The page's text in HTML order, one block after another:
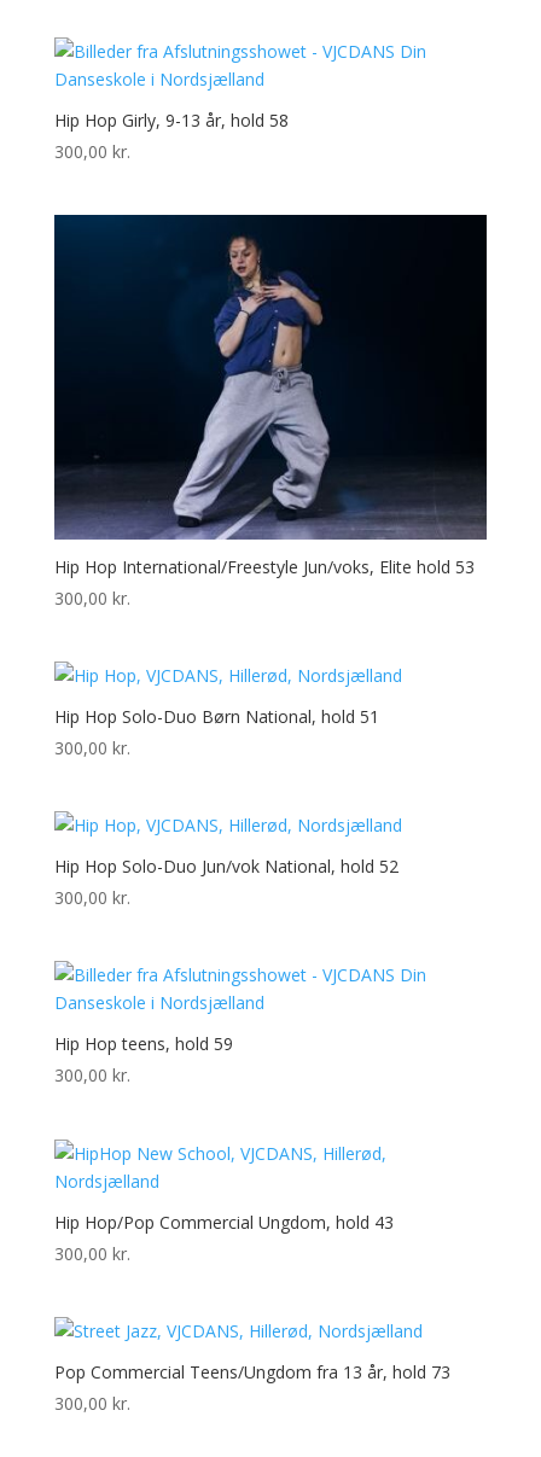
Hip Hop Girly, 9-13 år, hold 58
300,00 kr.
Hip Hop International/Freestyle Jun/voks, Elite hold 53
300,00 kr.
Hip Hop Solo-Duo Børn National, hold 51
300,00 kr.
Hip Hop Solo-Duo Jun/vok National, hold 52
300,00 kr.
Hip Hop teens, hold 59
300,00 kr.
Hip Hop/Pop Commercial Ungdom, hold 43
300,00 kr.
Pop Commercial Teens/Ungdom fra 13 år, hold 73
300,00 kr.